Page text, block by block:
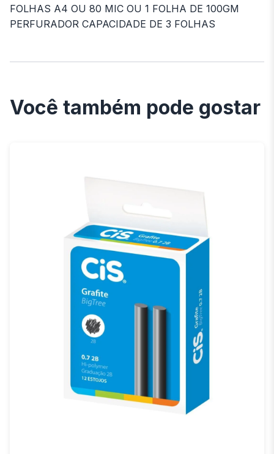
FOLHAS A4 OU 80 MIC OU 1 FOLHA DE 100GM
PERFURADOR CAPACIDADE DE 3 FOLHAS
Você também pode gostar